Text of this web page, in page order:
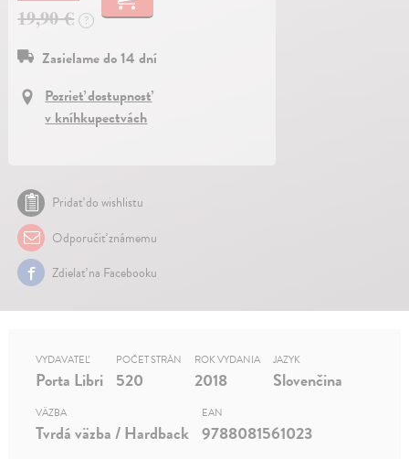
19,90 €
?
Zasielame do 14 dní
Pozrieť dostupnosť
v kníhkupectvách
Pridať do wishlistu
Odporučiť známemu
Zdielať na Facebooku
VYDAVATEĽ
Porta Libri
POČET STRÁN
520
ROK VYDANIA
2018
JAZYK
Slovenčina
VÄZBA
Tvrdá väzba / Hardback
EAN
9788081561023